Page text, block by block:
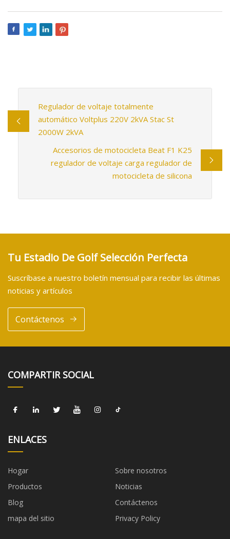
Regulador de voltaje totalmente
automático Voltplus 220V 2kVA Stac St
2000W 2kVA
Accesorios de motocicleta Beat F1 K25
regulador de voltaje carga regulador de
motocicleta de silicona
Tu Estadio De Golf Selección Perfecta
Suscríbase a nuestro boletín mensual para recibir las últimas
noticias y artículos
Contáctenos
COMPARTIR SOCIAL
ENLACES
Hogar
Sobre nosotros
Productos
Noticias
Blog
Contáctenos
mapa del sitio
Privacy Policy